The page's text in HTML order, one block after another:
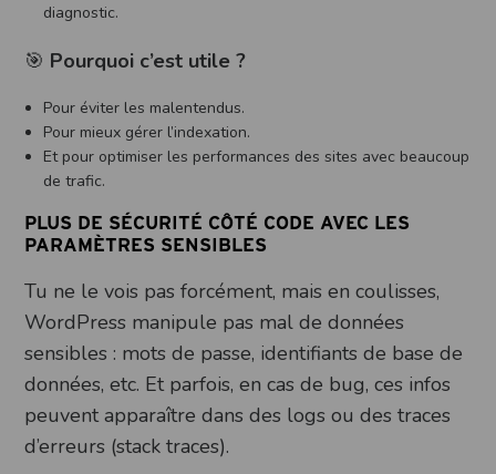
diagnostic.
🎯 Pourquoi c’est utile ?
Pour éviter les malentendus.
Pour mieux gérer l’indexation.
Et pour optimiser les performances des sites avec beaucoup
de trafic.
PLUS DE SÉCURITÉ CÔTÉ CODE AVEC LES
PARAMÈTRES SENSIBLES
Tu ne le vois pas forcément, mais en coulisses,
WordPress manipule pas mal de données
sensibles : mots de passe, identifiants de base de
données, etc. Et parfois, en cas de bug, ces infos
peuvent apparaître dans des logs ou des traces
d’erreurs (stack traces).